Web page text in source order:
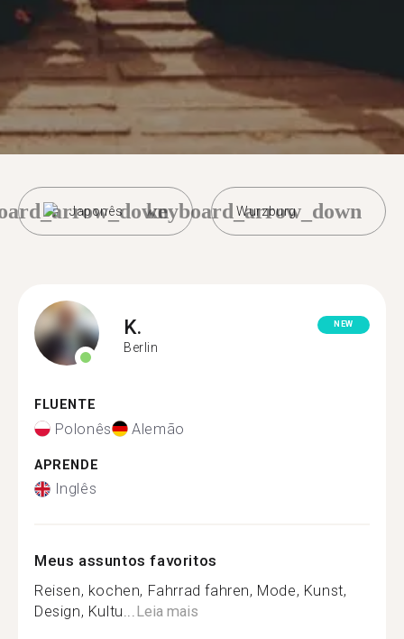
Japonês Wurzburg
keyboard_arrow_down
K.
Berlin
NEW
FLUENTE
Polonês Alemão
APRENDE
Inglês
Meus assuntos favoritos
Reisen, kochen, Fahrrad fahren, Mode, Kunst,
Design, Kultu...Leia mais